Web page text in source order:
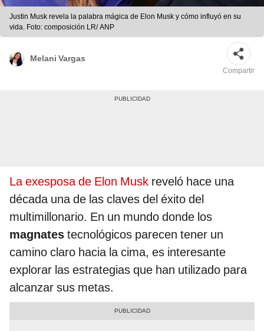
Justin Musk revela la palabra mágica de Elon Musk y cómo influyó en su
vida. Foto: composición LR/ ANP
Melani Vargas
Compartir
La exesposa de Elon Musk reveló hace una
década una de las claves del éxito del
multimillonario. En un mundo donde los
magnates tecnológicos parecen tener un
camino claro hacia la cima, es interesante
explorar las estrategias que han utilizado para
alcanzar sus metas.